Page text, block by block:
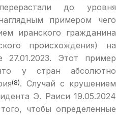
до уровня
примером чего
иранского гражданина
происхождения) на
27.01.2023. Этот пример
у стран абсолютно
(8). Случай с крушением
Э. Раиси 19.05.2024
чтобы определенные